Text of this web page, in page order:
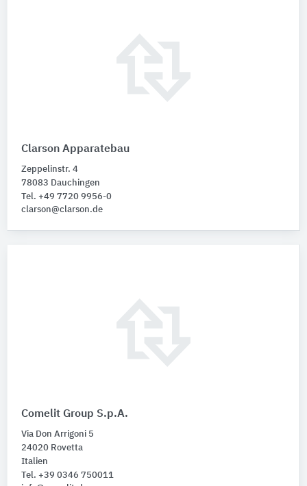
Clarson Apparatebau
Zeppelinstr. 4
78083 Dauchingen
Tel. +49 7720 9956-0
clarson@clarson.de
Comelit Group S.p.A.
Via Don Arrigoni 5
24020 Rovetta
Italien
Tel. +39 0346 750011